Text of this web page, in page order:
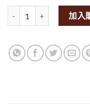
Rude Health Chickpea
加入